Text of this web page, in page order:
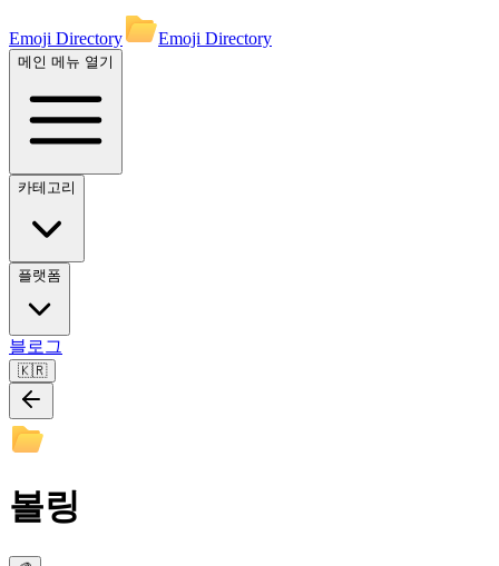
Emoji Directory Emoji Directory
메인 메뉴 열기
카테고리
플랫폼
블로그
🇰🇷
볼링